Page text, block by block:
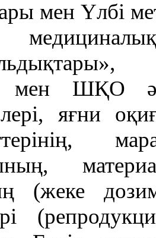
мен Үлбі
мен ШҚО
яғни
(жеке